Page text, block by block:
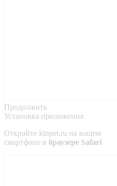
Продолжить
Установка приложения
Откройте kinpet.ru на вашем
смартфоне в браузере Safari